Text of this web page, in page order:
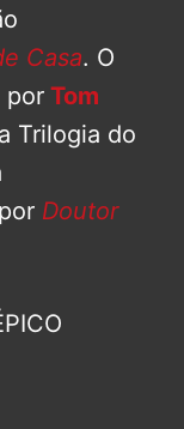
Casa. O
por Tom
Trilogia do
Doutor